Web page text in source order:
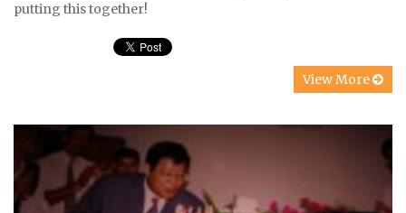
putting this together!
View More